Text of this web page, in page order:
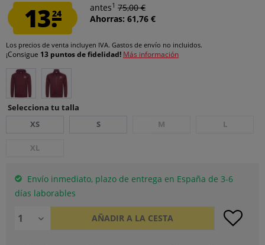
13.24
antes1 75,00 €
Ahorras: 61,76 €
Los precios de venta incluyen IVA. Gastos de envío no incluidos.
¡Consigue 13 puntos de fidelidad! Más información
Selecciona tu talla
XS
S M L
XL
Envío inmediato, plazo de entrega en España de 3-6
días laborables
AÑADIR A LA CESTA